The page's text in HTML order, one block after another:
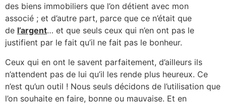
des biens immobiliers que l’on détient avec mon
associé ; et d’autre part, parce que ce n’était que
de l’argent… et que seuls ceux qui n’en ont pas le
justifient par le fait qu’il ne fait pas le bonheur.
Ceux qui en ont le savent parfaitement, d’ailleurs ils
n’attendent pas de lui qu’il les rende plus heureux. Ce
n’est qu’un outil ! Nous seuls décidons de l’utilisation que
l’on souhaite en faire, bonne ou mauvaise. Et en